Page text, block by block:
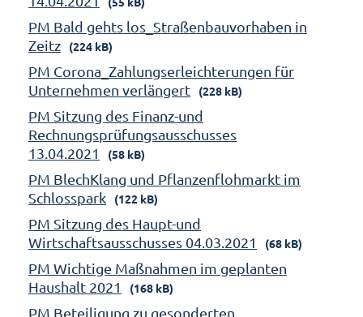
PM Bald gehts los_Straßenbauvorhaben in
Zeitz
(224 kB)
PM Corona_Zahlungserleichterungen für
Unternehmen verlängert
(228 kB)
PM Sitzung des Finanz-und
Rechnungsprüfungsausschusses
13.04.2021
(58 kB)
PM BlechKlang und Pflanzenflohmarkt im
Schlosspark
(122 kB)
PM Sitzung des Haupt-und
Wirtschaftsausschusses 04.03.2021
(68 kB)
PM Wichtige Maßnahmen im geplanten
Haushalt 2021
(168 kB)
PM Beteiligung zu gesonderten